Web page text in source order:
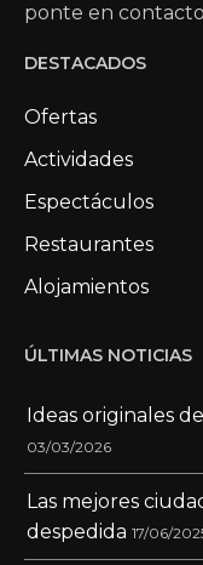
ponte en
DESTACADOS
Ofertas
Actividades
Espectáculos
Restaurantes
Alojamientos
ÚLTIMAS NOTICIAS
Ideas originales
03/03/2026
Las mejores
despedida 17/06/